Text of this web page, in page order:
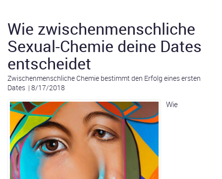
Wie zwischenmenschliche
Sexual-Chemie deine Dates
entscheidet
Zwischenmenschliche Chemie bestimmt den Erfolg eines ersten
Dates | 8/17/2018
Wie